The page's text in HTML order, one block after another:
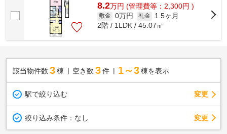
8.2万円 (管理費等：2,300円 )
敷金 0万円 礼金
1.5ヶ月
2階 / 1LDK / 45.07㎡
該当物件数 3棟 空き数 3 件 1～3 棟を表示
駅で絞り込む 変更
絞り込み条件： なし 変更